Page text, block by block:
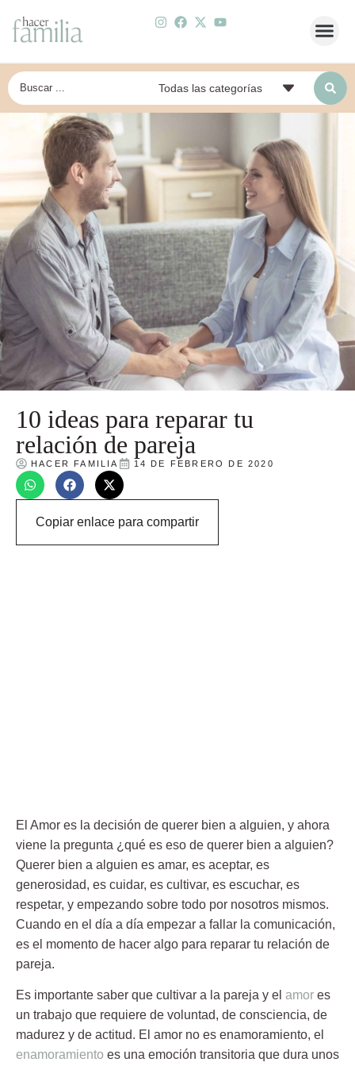
10 ideas para reparar tu
relación de pareja
HACER FAMILIA 14 DE FEBRERO DE 2020
Copiar enlace para compartir
El Amor es la decisión de querer bien a alguien, y ahora
viene la pregunta ¿qué es eso de querer bien a alguien?
Querer bien a alguien es amar, es aceptar, es
generosidad, es cuidar, es cultivar, es escuchar, es
respetar, y empezando sobre todo por nosotros mismos.
Cuando en el día a día empezar a fallar la comunicación,
es el momento de hacer algo para reparar tu relación de
pareja.
Es importante saber que cultivar a la pareja y el amor es
un trabajo que requiere de voluntad, de consciencia, de
madurez y de actitud. El amor no es enamoramiento, el
enamoramiento es una emoción transitoria que dura unos